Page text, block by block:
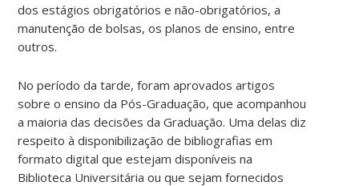
dos estágios obrigatórios e não-obrigatórios, a
manutenção de bolsas, os planos de ensino, entre
outros.
No período da tarde, foram aprovados artigos
sobre o ensino da Pós-Graduação, que acompanhou
a maioria das decisões da Graduação. Uma delas diz
respeito à disponibilização de bibliografias em
formato digital que estejam disponíveis na
Biblioteca Universitária ou que sejam fornecidos